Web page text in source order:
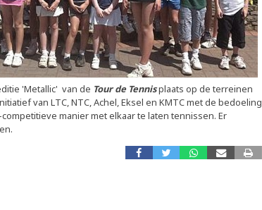
'Metallic' van de Tour de Tennisplaats op de terreinen
van LTC, NTC, Achel, Eksel en KMTC met de bedoeling
manier met elkaar te laten tennissen. Er